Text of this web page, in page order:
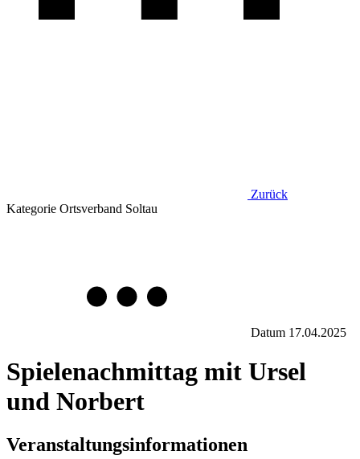
Zurück
Kategorie Ortsverband Soltau
Datum 17.04.2025
Spielenachmittag mit Ursel
und Norbert
Veranstaltungsinformationen